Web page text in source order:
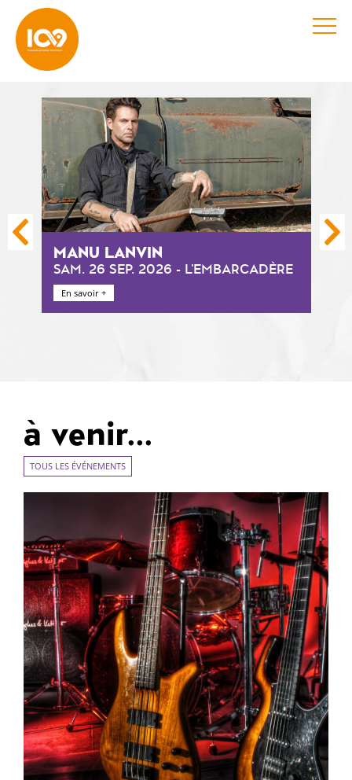
LOFOFORA + BODY BYSTANDER
SAM. 10 OCT. 2026 - L'EMBARCADÈRE
+ d'infos
Previous
à venir...
TOUS LES ÉVÉNEMENTS